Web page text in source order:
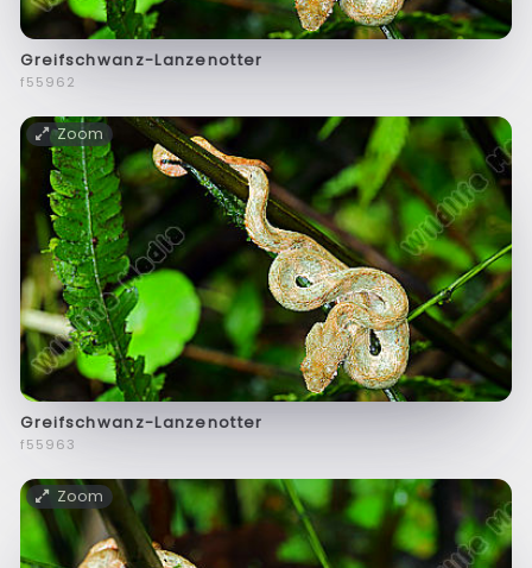
Greifschwanz-Lanzenotter
f55962
Zoom
Greifschwanz-Lanzenotter
f55963
Zoom